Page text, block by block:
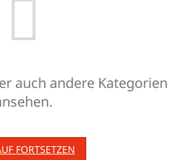
auch andere Kategorien
FORTSETZEN